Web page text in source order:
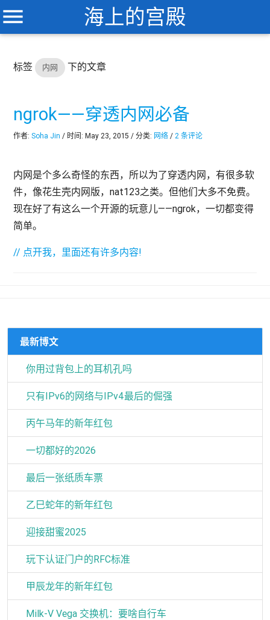
海上的宫殿
menu
标签 内网 下的文章
ngrok——穿透内网必备
作者:Soha Jin / 时间: May 23, 2015 / 分类: 网络 /2 条评论
内网是个多么奇怪的东西，所以为了穿透内网，有很多软
件，像花生壳内网版，nat123之类。但他们大多不免费。
现在好了有这么一个开源的玩意儿——ngrok，一切都变得
简单。
// 点开我，里面还有许多内容!
最新博文
你用过背包上的耳机孔吗
只有IPv6的网络与IPv4最后的倔强
丙午马年的新年红包
一切都好的2026
最后一张纸质车票
乙巳蛇年的新年红包
迎接甜蜜2025
玩下认证门户的RFC标准
甲辰龙年的新年红包
Milk-V Vega 交换机：要啥自行车